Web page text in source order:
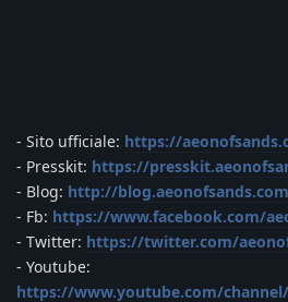
- Sito ufficiale: https://
- Presskit: https://
- Blog: http://blog.aeonofsands.com
- Fb: https://www.facebook.com/
- Twitter: https://twitter.com/
- Youtube:
https://www.youtube.com/channel/